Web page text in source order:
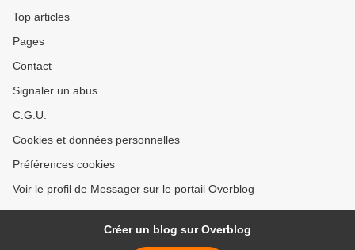
Top articles
Pages
Contact
Signaler un abus
C.G.U.
Cookies et données personnelles
Préférences cookies
Voir le profil de Messager sur le portail Overblog
Créer un blog sur Overblog